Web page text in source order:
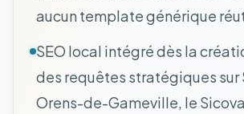
aucun template générique
SEO local intégré dès la
des requêtes stratégiques sur
Orens-de-Gameville, le